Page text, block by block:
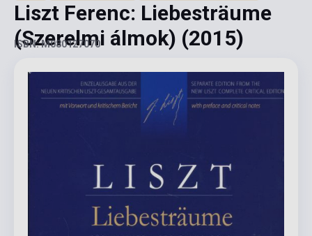
Liszt Ferenc: Liebesträume
(Szerelmi álmok) (2015)
ISBN: M080127070